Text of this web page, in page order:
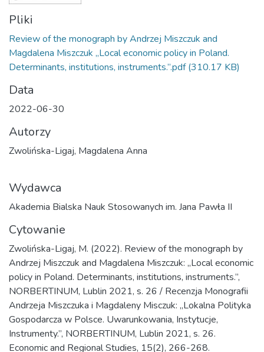
Pliki
Review of the monograph by Andrzej Miszczuk and
Magdalena Miszczuk „Local economic policy in Poland.
Determinants, institutions, instruments.”.pdf (310.17 KB)
Data
2022-06-30
Autorzy
Zwolińska-Ligaj, Magdalena Anna
Wydawca
Akademia Bialska Nauk Stosowanych im. Jana Pawła II
Cytowanie
Zwolińska-Ligaj, M. (2022). Review of the monograph by
Andrzej Miszczuk and Magdalena Miszczuk: „Local economic
policy in Poland. Determinants, institutions, instruments.”,
NORBERTINUM, Lublin 2021, s. 26 / Recenzja Monografii
Andrzeja Miszczuka i Magdaleny Misczuk: „Lokalna Polityka
Gospodarcza w Polsce. Uwarunkowania, Instytucje,
Instrumenty.”, NORBERTINUM, Lublin 2021, s. 26.
Economic and Regional Studies, 15(2), 266-268.